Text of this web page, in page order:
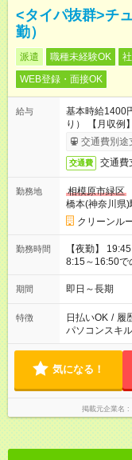
<タイパ抜群>チ
勤）
派遣 職種未経験OK
WEB登録・面接OK
給与
基本時給1400
り） 【月収例
交通費別途
交通費 交通費
勤務地
相模原市緑区
橋本(神奈川県)
クリーンル
勤務時間
【夜勤】
8:15～16:50で
期間 即日～長期
特徴 日払いOK / 履
パソコンスキ
気になる！
掲載元企業名